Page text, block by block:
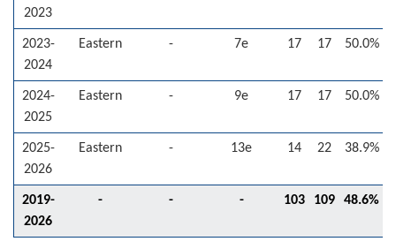
2023
2023-
2024
Eastern - 7e 17 17 50.0%
2024-
2025
Eastern - 9e 17 17 50.0%
2025-
2026
Eastern - 13e 14 22 38.9%
2019-
2026
- - - 103 109 48.6%